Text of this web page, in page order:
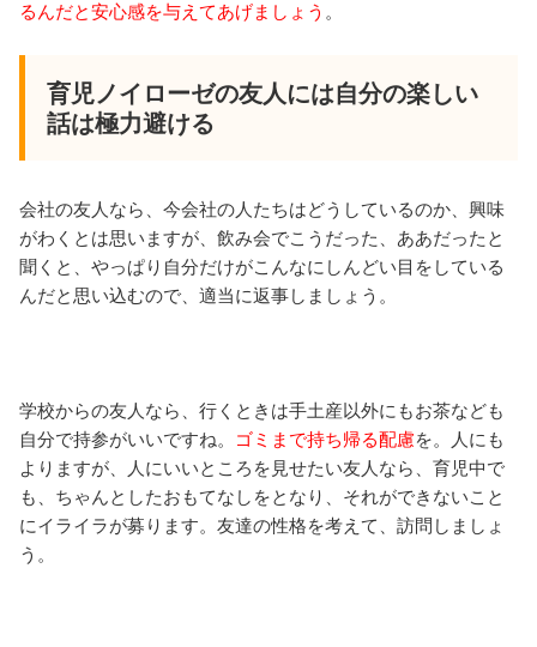
るんだと安心感を与えてあげましょう 。
育児ノイローゼの友人には自分の楽しい
話は極力避ける
会社の友人なら、今会社の人たちはどうしているのか、興味
がわくとは思いますが、飲み会でこうだった、ああだったと
聞くと、やっぱり自分だけがこんなにしんどい目をしている
んだと思い込むので、適当に返事しましょう。
学校からの友人なら、行くときは手土産以外にもお茶なども
自分で持参がいいですね。
ゴミまで持ち帰る配慮を。人にも
よりますが、人にいいところを見せたい友人なら、育児中で
も、ちゃんとしたおもてなしをとなり、それができないこと
にイライラが募ります。友達の性格を考えて、訪問しましょ
う。